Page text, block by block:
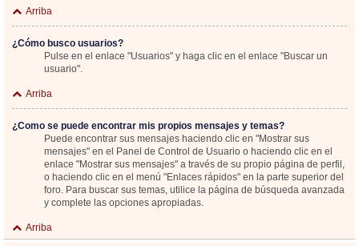
Arriba
¿Cómo busco usuarios?
Pulse en el enlace "Usuarios" y haga clic en el enlace "Buscar un
usuario".
Arriba
¿Como se puede encontrar mis propios mensajes y temas?
Puede encontrar sus mensajes haciendo clic en "Mostrar sus
mensajes" en el Panel de Control de Usuario o haciendo clic en el
enlace "Mostrar sus mensajes" a través de su propio página de perfil,
o haciendo clic en el menú "Enlaces rápidos" en la parte superior del
foro. Para buscar sus temas, utilice la página de búsqueda avanzada
y complete las opciones apropiadas.
Arriba